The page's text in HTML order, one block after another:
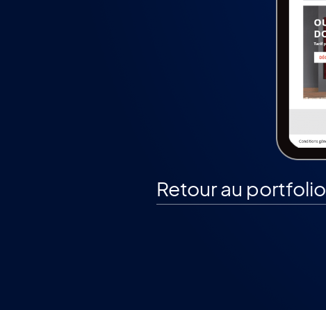
Retour au portfolio